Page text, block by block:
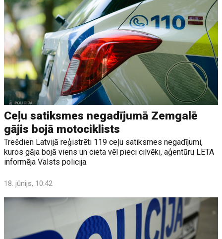
Ceļu satiksmes negadījumā Zemgalē
gājis bojā motociklists
Trešdien Latvijā reģistrēti 119 ceļu satiksmes negadījumi,
kuros gāja bojā viens un cieta vēl pieci cilvēki, aģentūru LETA
informēja Valsts policija.
18. jūnijs, 10:42